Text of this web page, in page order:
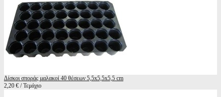
Δίσκοι σποράς μαλακοί 40 θέσεων 5,5x5,5x5,5 cm
2,20 € / Τεμάχιο